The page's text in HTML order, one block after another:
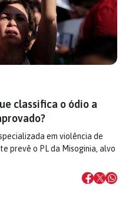
classifica o ódio a
em violência de
prevê o PL da Misoginia, alvo